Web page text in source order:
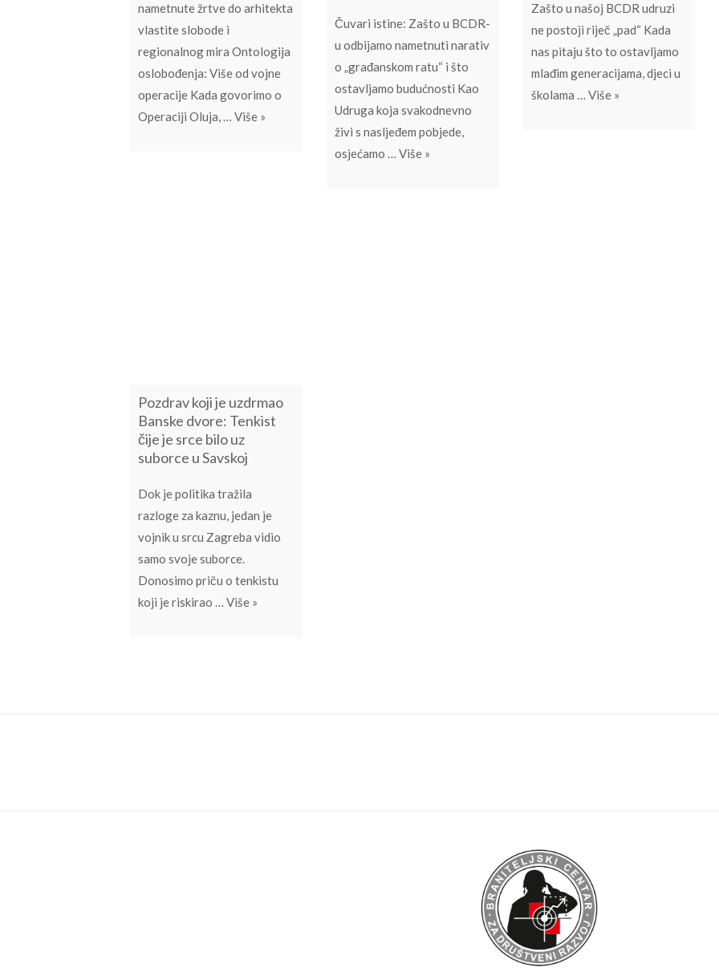
nametnute žrtve do arhitekta
vlastite slobode i
regionalnog mira Ontologija
oslobođenja: Više od vojne
operacije Kada govorimo o
Operaciji Oluja, … Više Oluja: Arhitektura slobode i anatomija povijesnog nesporazuma
»
Čuvari istine: Zašto u BCDR-
u odbijamo nametnuti narativ
o „građanskom ratu“ i što
ostavljamo budućnosti Kao
Udruga koja svakodnevno
živi s nasljeđem pobjede,
osjećamo … Više Arhitektura agresije i zamka u koju ne smijemo upasti:
»
Zašto u našoj BCDR udruzi
ne postoji riječ „pad“ Kada
nas pitaju što to ostavljamo
mlađim generacijama, djeci u
školama … Više Pobjeda koja je
»
Pozdrav koji je uzdrmao
Banske dvore: Tenkist
čije je srce bilo uz
suborce u Savskoj
Dok je politika tražila
razloge za kaznu, jedan je
vojnik u srcu Zagreba vidio
samo svoje suborce.
Donosimo priču o tenkistu
koji je riskirao … Više Pozdrav koji je uzdrmao Banske dvore: Tenkist čije je srce bilo uz suborce u Savskoj
»